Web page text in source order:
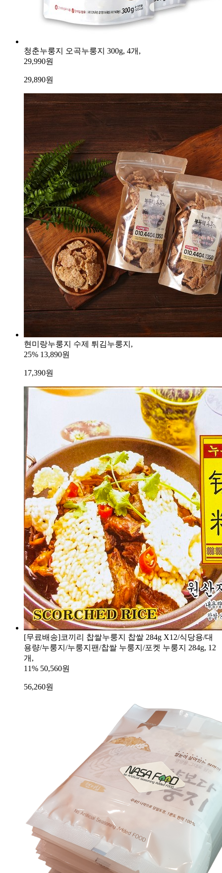
청춘누룽지 오곡누룽지 300g, 4개,
29,990원
29,890원
현미랑누룽지 수제 튀김누룽지,
25% 13,890원
17,390원
[무료배송]코끼리 찹쌀누룽지 찹쌀 284g X12/식당용/대
용량/누룽지/누룽지팬/찹쌀 누룽지/포켓 누룽지 284g, 12
개,
11% 50,560원
56,260원